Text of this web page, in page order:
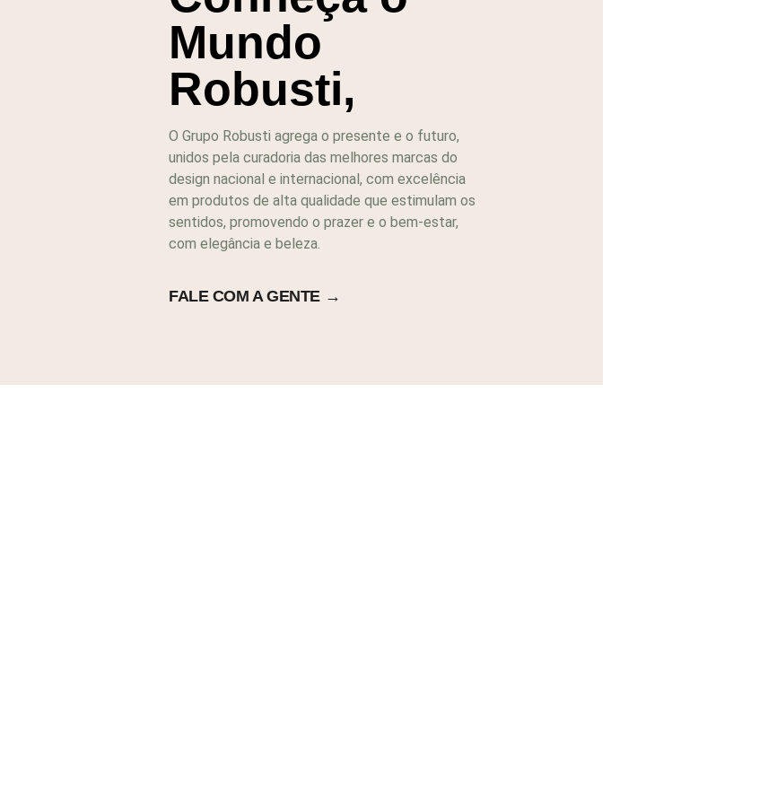
Mundo
Robusti,
O Grupo Robusti agrega o presente e o futuro,
unidos pela curadoria das melhores marcas do
design nacional e internacional, com excelência
em produtos de alta qualidade que estimulam os
sentidos, promovendo o prazer e o bem-estar,
com elegância e beleza.
FALE COM A GENTE →